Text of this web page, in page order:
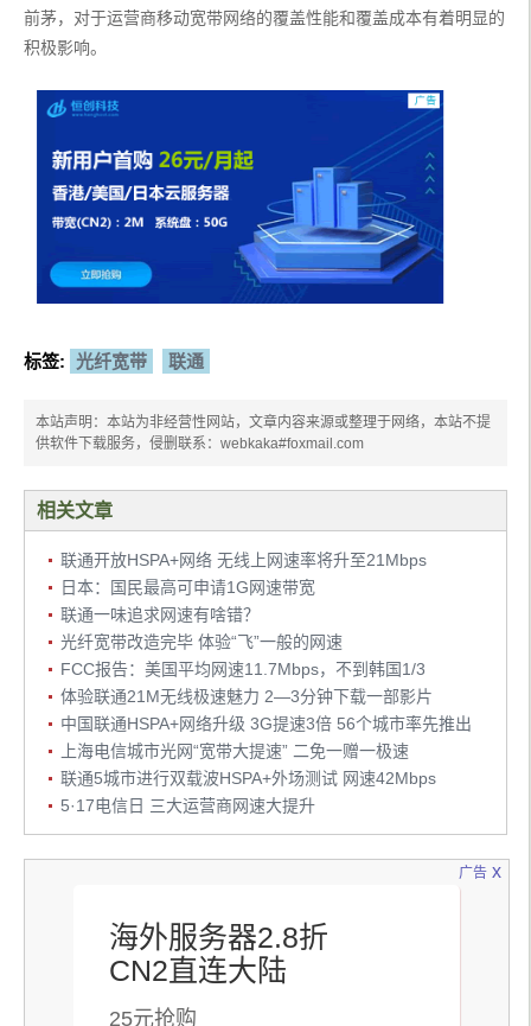
前茅，对于运营商移动宽带网络的覆盖性能和覆盖成本有着明显的
积极影响。
标签: 光纤宽带 联通
本站声明：本站为非经营性网站，文章内容来源或整理于网络，本站不提
供软件下载服务，侵删联系：webkaka#foxmail.com
相关文章
联通开放HSPA+网络 无线上网速率将升至21Mbps
日本：国民最高可申请1G网速带宽
联通一味追求网速有啥错？
光纤宽带改造完毕 体验“飞”一般的网速
FCC报告：美国平均网速11.7Mbps，不到韩国1/3
体验联通21M无线极速魅力 2—3分钟下载一部影片
中国联通HSPA+网络升级 3G提速3倍 56个城市率先推出
上海电信城市光网“宽带大提速” 二免一赠一极速
联通5城市进行双载波HSPA+外场测试 网速42Mbps
5·17电信日 三大运营商网速大提升
广告
海外服务器2.8折
CN2直连大陆
25元抢购
x